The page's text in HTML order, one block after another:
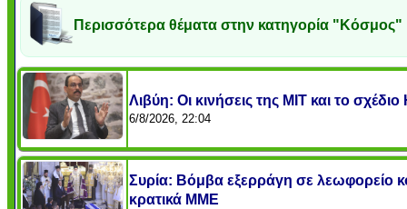
Περισσότερα θέματα στην κατηγορία "Κόσμος"
Λιβύη: Οι κινήσεις της ΜΙΤ και το
6/8/2026, 22:04
Συρία: Βόμβα εξερράγη σε λεωφορείο
κρατικά ΜΜΕ